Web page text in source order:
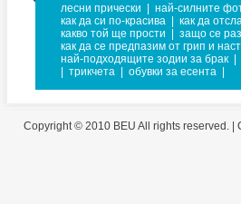
лесни прически най-силните
как да си по-красива
как да
какво той ще прости
защо се
как да се предпазим от грип и
най-подходящите зодии за брак
трикчета обувки за есента
Copyright © 2010 BEU All rights reserved. |